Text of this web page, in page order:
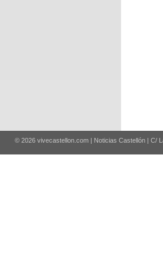
© 2026 vivecastellon.com | Noticias Castellón | C/